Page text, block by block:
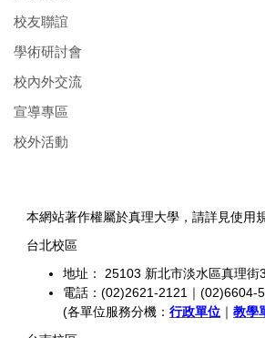
校友聯誼
學術研討會
校內外交流
宣導專區
校外活動
本網站著作權屬於真理大學，請詳見使用規
台北校區
地址： 25103 新北市淡水區真理街
電話：(02)2621-2121｜(02)6604-
(各單位服務分機： 行政單位 ｜ 教學